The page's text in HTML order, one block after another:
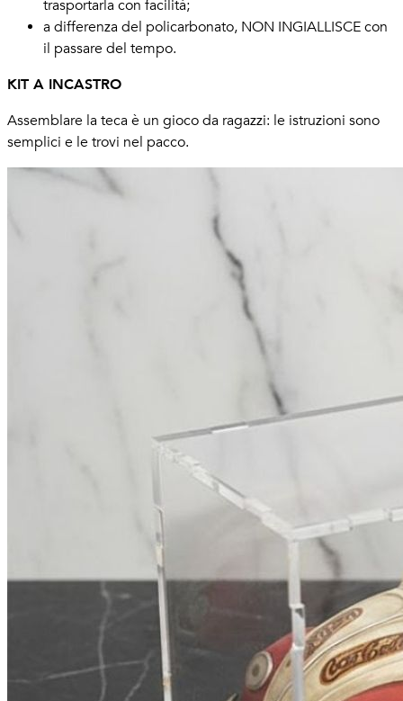
trasportarla con facilità;
a differenza del policarbonato, NON INGIALLISCE con
il passare del tempo.
KIT A INCASTRO
​Assemblare la teca è un gioco da ragazzi: le istruzioni sono
semplici e le trovi nel pacco.